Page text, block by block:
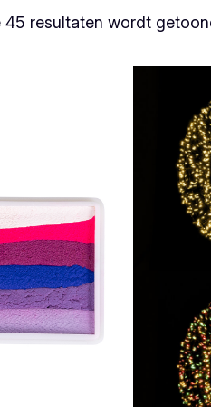
45 resultaten wordt